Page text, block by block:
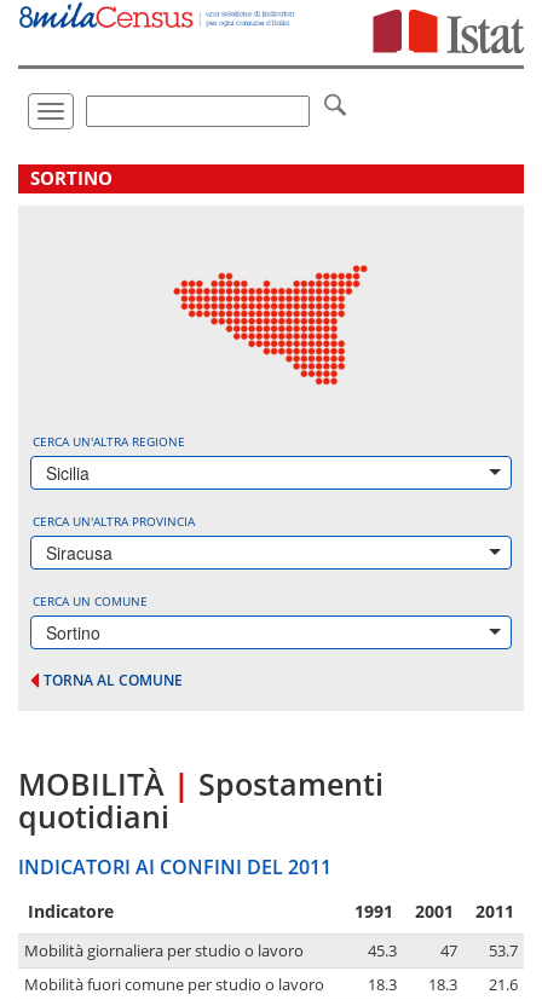
Vai
direttamente
Toggle
navigation
.
SORTINO
CERCA UN'ALTRA REGIONE
Sicilia
CERCA UN'ALTRA PROVINCIA
Siracusa
CERCA UN COMUNE
Sortino
TORNA AL COMUNE
MOBILITÀ | Spostamenti
quotidiani
INDICATORI AI CONFINI DEL 2011
Indicatore 1991 2001 2011
Mobilità giornaliera per studio o lavoro 45.3 47
53.7
Mobilità fuori comune per studio o lavoro
18.3 18.3
21.6